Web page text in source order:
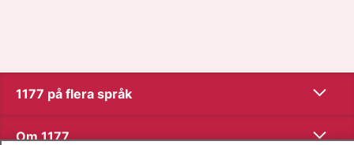
1177 på flera språk Visa
Om 1177 Visa